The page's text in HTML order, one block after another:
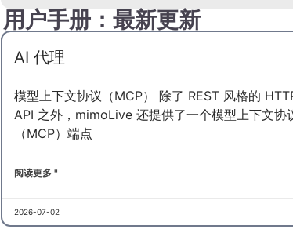
用户手册：最新更新
AI 代理
模型上下文协议（MCP） 除了 REST 风格的
API 之外，mimoLive 还提供了一个模型上下文协
（MCP）端点
阅读更多 "
2026-07-02